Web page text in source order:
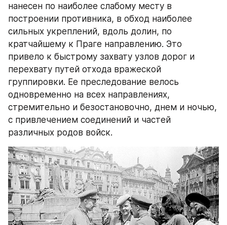
нанесен по наиболее слабому месту в
построении противника, в обход наиболее
сильных укреплений, вдоль долин, по
кратчайшему к Праге направлению. Это
привело к быстрому захвату узлов дорог и
перехвату путей отхода вражеской
группировки. Ее преследование велось
одновременно на всех направлениях,
стремительно и безостановочно, днем и ночью,
с привлечением соединений и частей
различных родов войск.